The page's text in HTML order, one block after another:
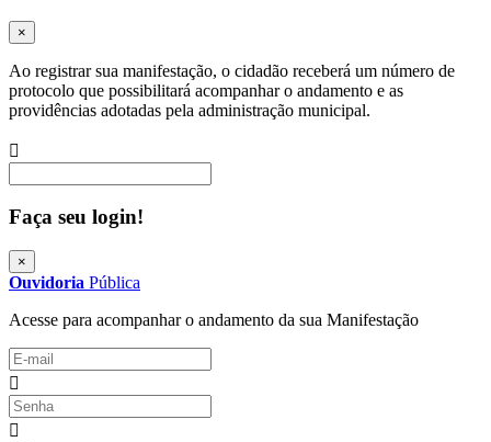
×
Ao registrar sua manifestação, o cidadão receberá um número de
protocolo que possibilitará acompanhar o andamento e as
providências adotadas pela administração municipal.
Faça seu login!
×
Ouvidoria Pública
Acesse para acompanhar o andamento da sua Manifestação